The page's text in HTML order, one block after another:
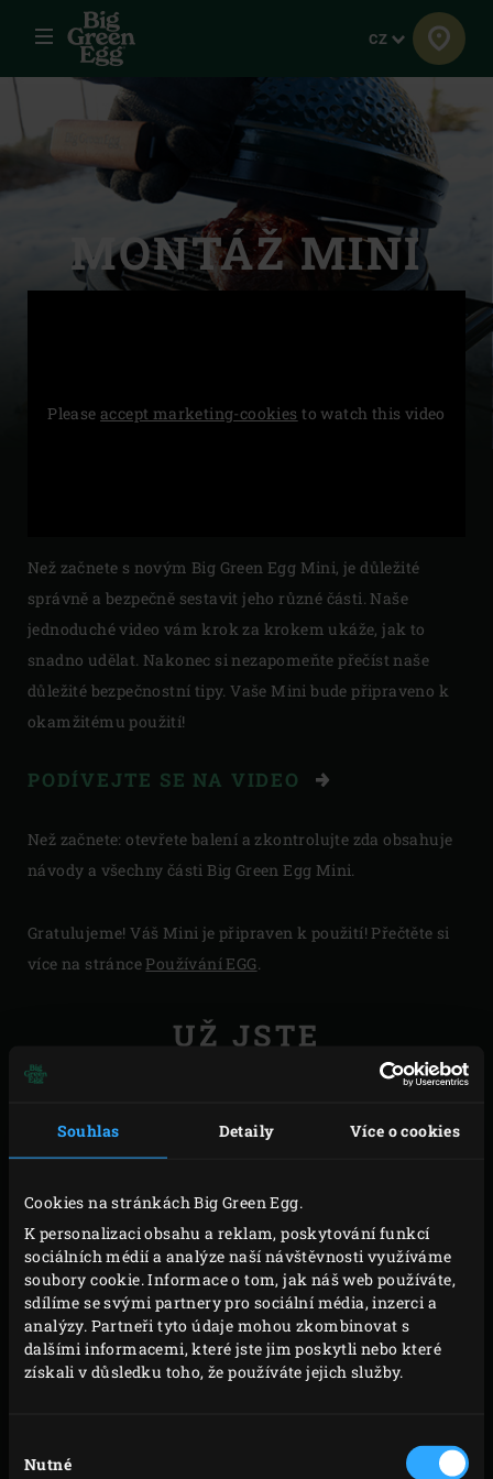
Souhlas Detaily Více o cookies
Cookies na stránkách Big Green Egg.
K personalizaci obsahu a reklam, poskytování funkcí
sociálních médií a analýze naší návštěvnosti využíváme
soubory cookie. Informace o tom, jak náš web používáte,
sdílíme se svými partnery pro sociální média, inzerci a
analýzy. Partneři tyto údaje mohou zkombinovat s
dalšími informacemi, které jste jim poskytli nebo které
získali v důsledku toho, že používáte jejich služby.
souhlasu
Nutné
Menu Jazyk
CZ
MONTÁŽ MINI
Pleaseaccept marketing-cookies to watch this video
Než začnete s novým Big Green Egg Mini, je důležité
správně a bezpečně sestavit jeho různé části. Naše
jednoduché video vám krok za krokem ukáže, jak to
snadno udělat. Nakonec si nezapomeňte přečíst naše
důležité bezpečnostní tipy. Vaše Mini bude připraveno k
okamžitému použití!
PODÍVEJTE SE NA VIDEO
Než začnete: otevřete balení a zkontrolujte zda obsahuje
návody a všechny části Big Green Egg Mini.
Gratulujeme! Váš Mini je připraven k použití! Přečtěte si
více na stráncePoužívání EGG.
UŽ JSTE
ZAREGISTROVALI SVÉ
navíc je to velmi snadné. Po dokončení registrace
obdržíte e-mailem potvrzení. Ujistěte se, že je vše v
pořádku, naposledy zkontrolujte, uschovejte si doklad o
koupi a zaplacení, a potvrzovací e-mail uložte.
REGISTRACE